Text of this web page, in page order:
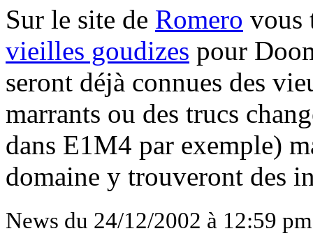
Sur le site de Romero vous
vieilles goudizes pour
seront déjà connues des
marrants ou des trucs
dans E1M4 par exemple)
domaine y trouveront des
News du 24/12/2002 à 12:59